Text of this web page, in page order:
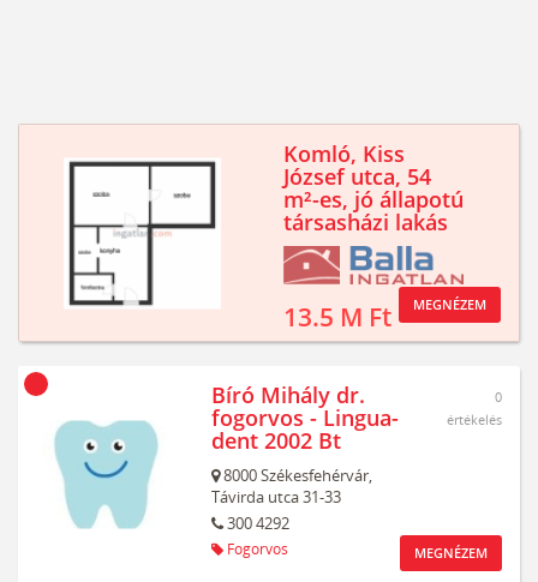
Komló, Kiss
József utca, 54
m²-es, jó állapotú
társasházi lakás
13.5 M Ft MEGNÉZEM
Bíró Mihály dr.
fogorvos - Lingua-
dent 2002 Bt
8000Székesfehérvár,
Távirda utca 31-33
300 4292
Fogorvos
0
értékelés
MEGNÉZEM